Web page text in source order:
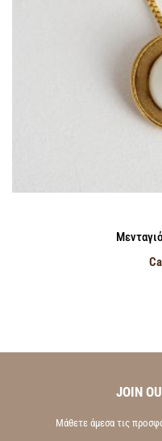
JOIN
Μάθετε άμεσα τις